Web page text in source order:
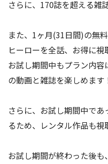
TELASA
Lemino
さらに、170誌を超える雑
また、1ヶ月(31日間)の無
ヒーローを全話、お得に視
お試し期間中もプラン内
の動画と雑誌を楽しめます
さらに、お試し期間中で
るため、レンタル作品も視
お試し期間が終わった後